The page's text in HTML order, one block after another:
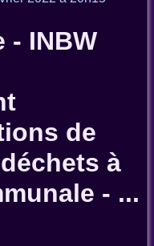
- INBW
de
à
- ...